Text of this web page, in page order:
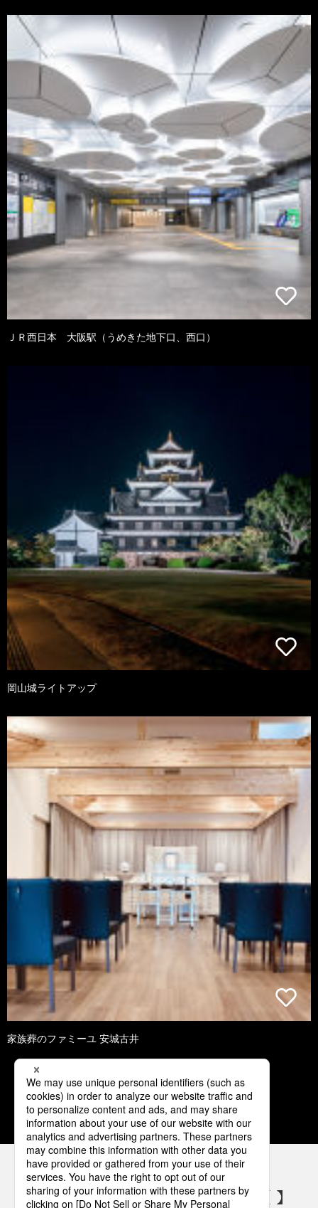
ＪＲ西日本 大阪駅（うめきた地下口、西口）
岡山城ライトアップ
家族葬のファミーユ 安城古井
2 3 4 5 6
パナソニックの電気設備 SNSアカウント